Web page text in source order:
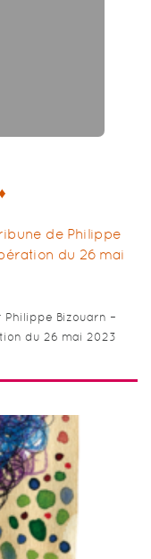
de Philippe
du 26 mai
Philippe Bizouarn –
du 26 mai 2023